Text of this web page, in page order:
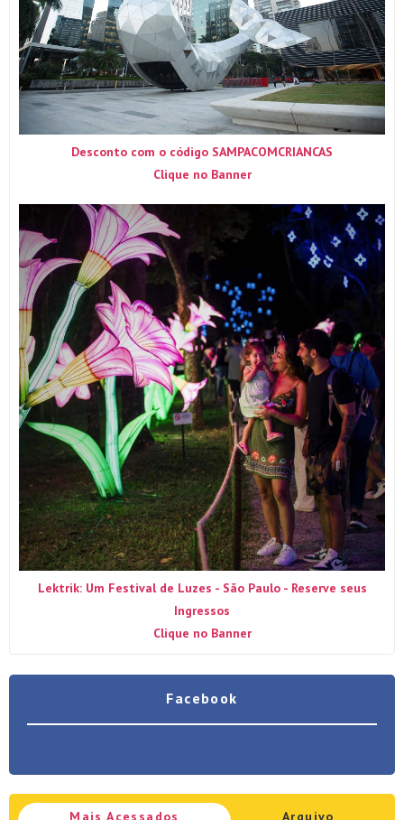
Desconto com o código SAMPACOMCRIANCAS
Clique no Banner
Lektrik: Um Festival de Luzes - São Paulo - Reserve seus
Ingressos
Clique no Banner
Facebook
Mais Acessados Arquivo